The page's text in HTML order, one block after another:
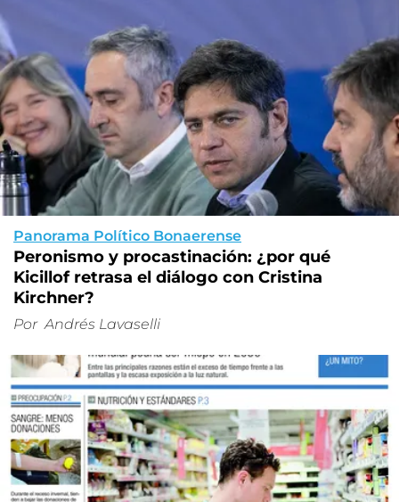
Panorama Político Bonaerense
Peronismo y procastinación: ¿por qué
Kicillof retrasa el diálogo con Cristina
Kirchner?
Por Andrés Lavaselli